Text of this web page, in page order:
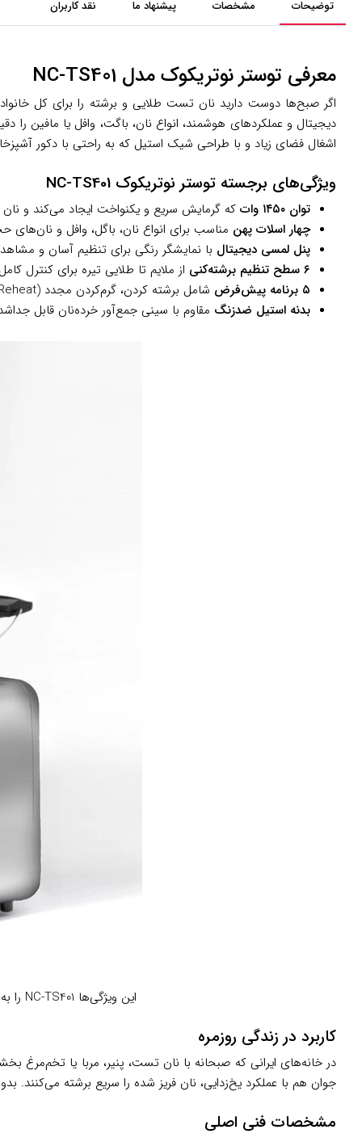
توضیحات مشخصات پیشنهاد ما نقد کاربران
معرفی توستر نوتریکوک مدل NC-TS401
اگر صبح‌ها دوست دارید نان تست طلایی و برشته را برای کل
دیجیتال و عملکردهای هوشمند، انواع نان، باگت، وافل یا
اشغال فضای زیاد و با طراحی شیک استیل که به راحتی با دکور
ویژگی‌های برجسته توستر نوتریکوک NC-TS401
توان ۱۴۵۰ وات
که گرمایش سریع و یکنواخت ایجاد می‌کند و نان
چهار اسلات پهن مناسب برای انواع نان، باگل، وافل و نان‌های
پنل لمسی دیجیتال با نمایشگر رنگی برای تنظیم آسان و
۶ سطح تنظیم برشته‌کنی
از ملایم تا طلایی تیره برای کنترل
۵ برنامه پیش‌فرض
شامل برشته کردن، گرم‌کردن مجدد (Reheat)، یخ‌زدایی (Defrost)، Cancel و تنظیمات ویژه برای انواع نان.
بدنه استیل ضدزنگ مقاوم با سینی جمع‌آور خرده‌نان قابل
این ویژگی‌ها NC-TS401 را به توستری مدرن، هوشمند و کاربردی تبدیل کرده که حتی در روزهای شلوغ هم کار را راحت انجام می‌دهد.
کاربرد در زندگی روزمره
در خانه‌های ایرانی که صبحانه با نان تست، پنیر، مربا یا تخم‌مرغ
جوان هم با عملکرد یخ‌زدایی، نان فریز شده را سریع برشته
مشخصات فنی اصلی